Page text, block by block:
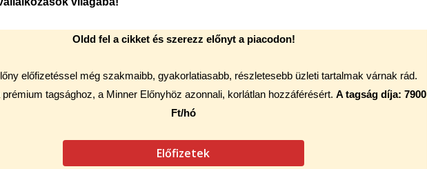
Oldd fel a cikket és szerezz előnyt a piacodon!
előfizetéssel még szakmaibb, gyakorlatiasabb, részletesebb üzleti tartalmak várnak rád.
tagsághoz, a Minner Előnyhöz azonnali, korlátlan hozzáférésért. A tagság díja: 7900
Ft/hó
Előfizetek